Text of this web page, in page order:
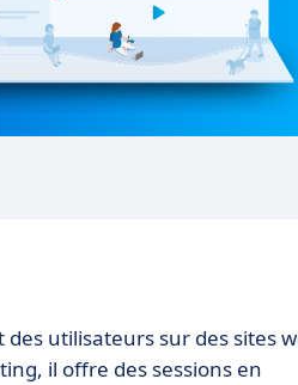
utilisateurs sur des sites
il offre des sessions en